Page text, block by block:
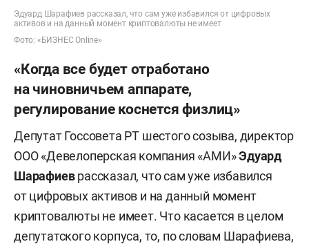
Эдуард Шарафиев рассказал, что сам уже избавился от цифровых
активов и на данный момент криптовалюты не имеет
Фото: «БИЗНЕС Online»
«Когда все будет отработано
на чиновничьем аппарате,
регулирование коснется физлиц»
Депутат Госсовета РТ шестого созыва, директор
ООО «Девелоперская компания «АМИ»Эдуард
Шарафиеврассказал, что сам уже избавился
от цифровых активов и на данный момент
криптовалюты не имеет. Что касается в целом
депутатского корпуса, то, по словам Шарафиева,